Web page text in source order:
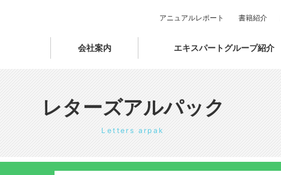
会社案内 エキスパートグループ紹介
アニュアルレポート 書籍紹介
レターズアルパック
Letters arpak